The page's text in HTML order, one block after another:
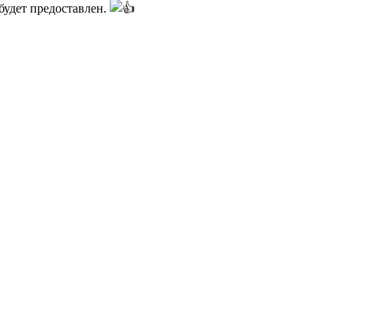
предоставлен.